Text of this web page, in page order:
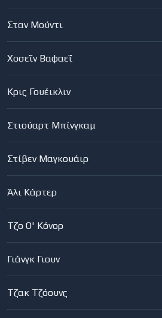
Σταν Μούντι
Χοσεΐν Βαφαεΐ
Κρις Γουέικλιν
Στιούαρτ Μπίνγκαμ
Στίβεν Μαγκουάιρ
Άλι Κάρτερ
Τζο Ο' Κόνορ
Γιάνγκ Γιουν
Τζακ Τζόουνς